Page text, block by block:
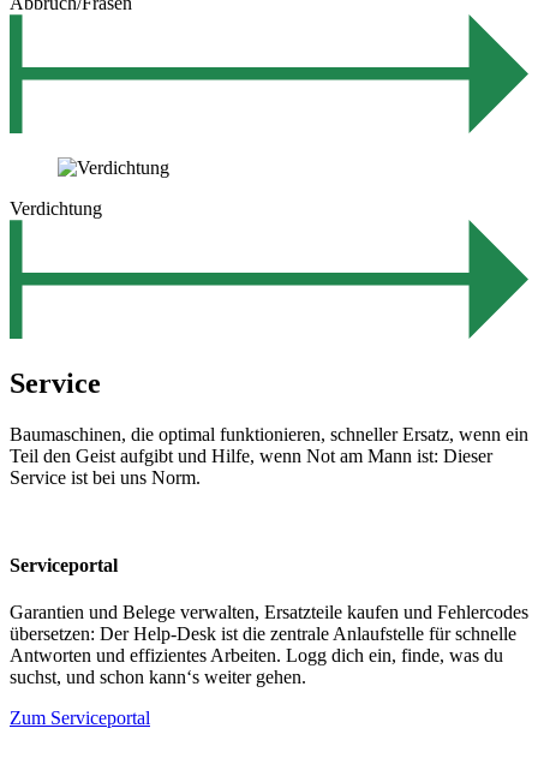
Verdichtung
Service
Baumaschinen, die optimal funktionieren, schneller Ersatz, wenn ein
Teil den Geist aufgibt und Hilfe, wenn Not am Mann ist: Dieser
Service ist bei uns Norm.
Serviceportal
Garantien und Belege verwalten, Ersatzteile kaufen und Fehlercodes
übersetzen: Der Help-Desk ist die zentrale Anlaufstelle für schnelle
Antworten und effizientes Arbeiten. Logg dich ein, finde, was du
suchst, und schon kann‘s weiter gehen.
Zum Serviceportal